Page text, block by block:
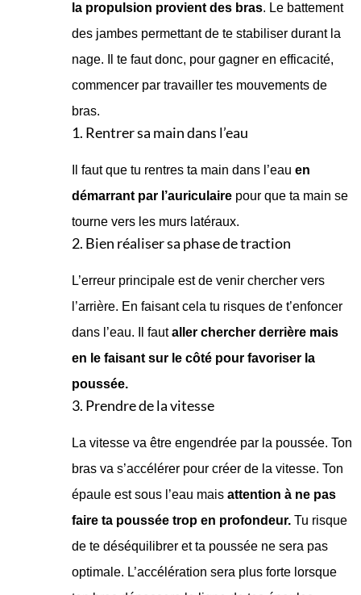
la propulsion provient des bras. Le battement
des jambes permettant de te stabiliser durant la
nage. Il te faut donc, pour gagner en efficacité,
commencer par travailler tes mouvements de
bras.
1. Rentrer sa main dans l’eau
Il faut que tu rentres ta main dans l’eau en
démarrant par l’auriculaire pour que ta main se
tourne vers les murs latéraux.
2. Bien réaliser sa phase de traction
L’erreur principale est de venir chercher vers
l’arrière. En faisant cela tu risques de t’enfoncer
dans l’eau. Il fautaller chercher derrière mais
en le faisant sur le côté pour favoriser la
poussée.
3. Prendre de la vitesse
La vitesse va être engendrée par la poussée. Ton
bras va s’accélérer pour créer de la vitesse. Ton
épaule est sous l’eau mais attention à ne pas
faire ta poussée trop en profondeur.Tu risque
de te déséquilibrer et ta poussée ne sera pas
optimale. L’accélération sera plus forte lorsque